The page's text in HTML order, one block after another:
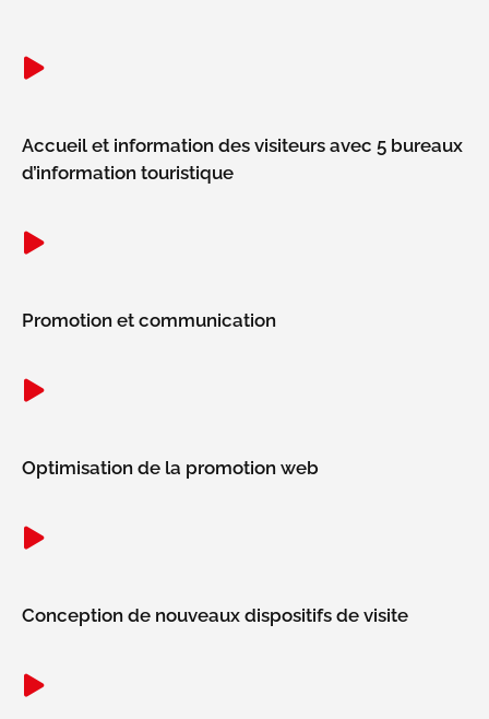
Accueil et information des visiteurs avec 5 bureaux
d’information touristique
Promotion et communication
Optimisation de la promotion web
Conception de nouveaux dispositifs de visite